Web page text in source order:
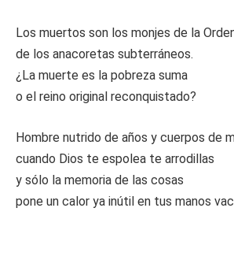
Los muertos son los monjes de la
de los anacoretas subterráneos.
¿La muerte es la pobreza suma
o el reino original reconquistado?
Hombre nutrido de años y cuerpos de
cuando Dios te espolea te arrodillas
y sólo la memoria de las cosas
pone un calor ya inútil en tus manos